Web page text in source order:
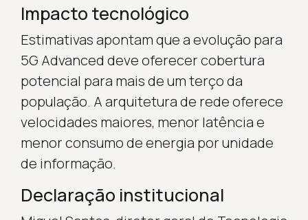
Impacto tecnológico
Estimativas apontam que a evolução para
5G Advanced deve oferecer cobertura
potencial para mais de um terço da
população. A arquitetura de rede oferece
velocidades maiores, menor latência e
menor consumo de energia por unidade
de informação.
Declaração institucional